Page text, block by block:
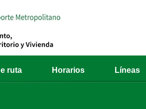
ruta Horarios Líneas